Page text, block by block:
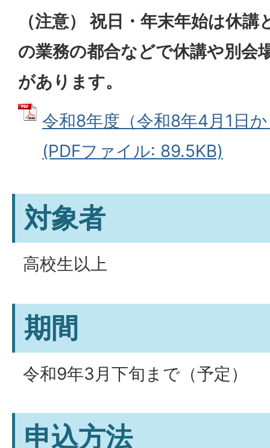
（注意） 祝日・年末年始は休
の業務の都合などで休講や別会
があります。
令和8年度（令和8年4月1日
(PDFファイル: 89.5KB)
対象者
高校生以上
期間
令和9年3月下旬まで（予定）
申込方法